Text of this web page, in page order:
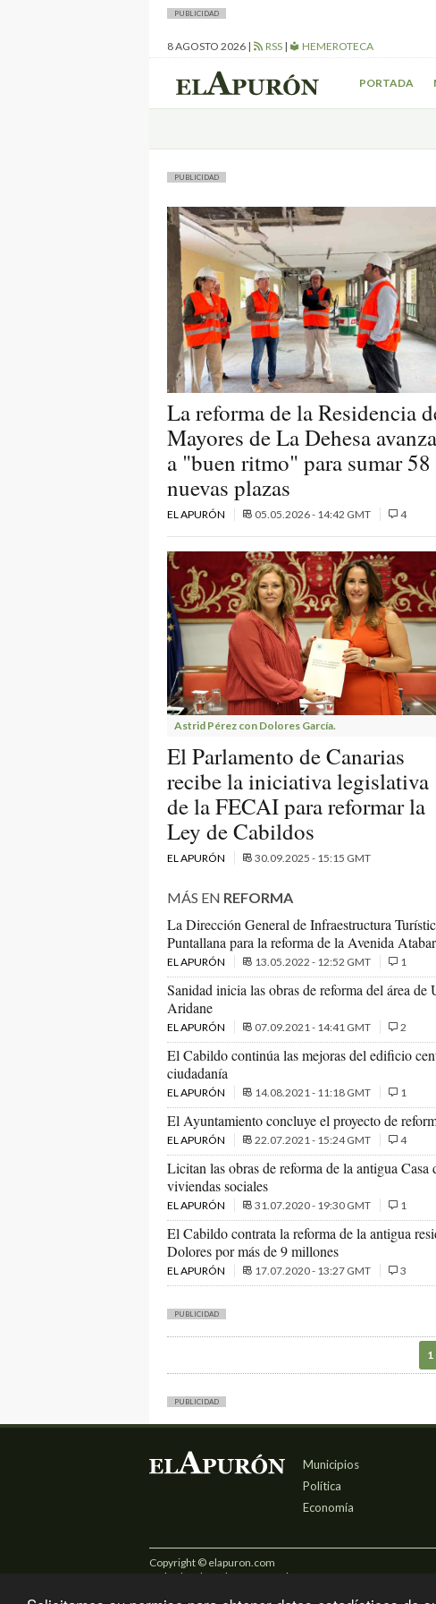
PUBLICIDAD
8 AGOSTO 2026 | RSS | HEMEROTECA
PORTADA
PUBLICIDAD
La reforma de la Residencia
Mayores de La Dehesa avanza
a "buen ritmo" para sumar 58
nuevas plazas
EL APURÓN 05.05.2026 - 14:42 GMT 4
Astrid Pérez con Dolores García.
El Parlamento de Canarias
recibe la iniciativa legislativa
de la FECAI para reformar la
Ley de Cabildos
EL APURÓN 30.09.2025 - 15:15 GMT
MÁS EN REFORMA
La Dirección General de Infraestructura
Puntallana para la reforma de la Avenida
EL APURÓN 13.05.2022 - 12:52 GMT 1
Sanidad inicia las obras de reforma del área
Aridane
EL APURÓN 07.09.2021 - 14:41 GMT 2
El Cabildo continúa las mejoras del edificio
ciudadanía
EL APURÓN 14.08.2021 - 11:18 GMT 1
El Ayuntamiento concluye el proyecto de
EL APURÓN 22.07.2021 - 15:24 GMT 4
Licitan las obras de reforma de la antigua
viviendas sociales
EL APURÓN 31.07.2020 - 19:30 GMT 1
El Cabildo contrata la reforma de la antigua
Dolores por más de 9 millones
EL APURÓN 17.07.2020 - 13:27 GMT 3
PUBLICIDAD
1
PUBLICIDAD
Municipios
Política
Economía
Copyright © elapuron.com
Todos los derechos reservados